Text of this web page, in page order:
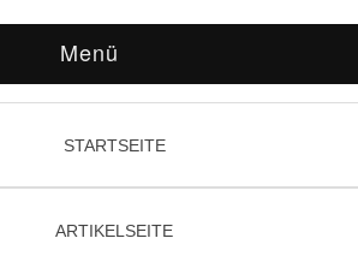
Menü
STARTSEITE
ARTIKELSEITE